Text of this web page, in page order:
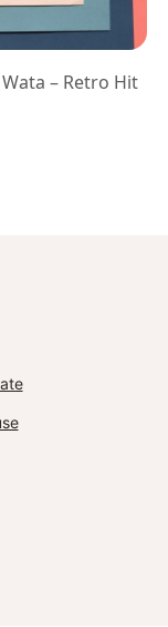
– Retro Hit